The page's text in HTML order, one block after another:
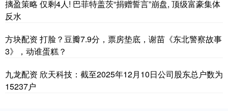
摛盈策略 仅剩4人! 巴菲特盖茨“捐赠誓言”崩盘, 顶级富豪集体
反水
方块配资 打脸？豆瓣7.9分，票房垫底，谢苗《东北警察故事
3》，动谁蛋糕？
九龙配资 欣天科技：截至2025年12月10日公司股东总户数为
15237户